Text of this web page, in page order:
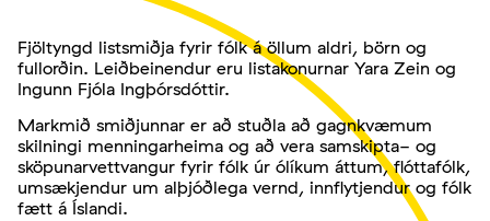
Fjöltyngd listsmiðja fyrir fólk á öllum aldri, börn og
fullorðin. Leiðbeinendur eru listakonurnar Yara Zein og
Ingunn Fjóla Ingþórsdóttir.
Markmið smiðjunnar er að stuðla að gagnkvæmum
skilningi menningarheima og að vera samskipta- og
sköpunarvettvangur fyrir fólk úr ólíkum áttum, flóttafólk,
umsækjendur um alþjóðlega vernd, innflytjendur og fólk
fætt á Íslandi.